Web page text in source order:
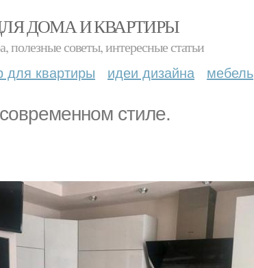
ДОМА И КВАРТИРЫ
полезные советы, интересные статьи
для квартиры идеи дизайна мебель
стиле.